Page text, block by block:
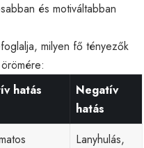
és motiváltabban
milyen fő tényezők
hatás
Negatív
hatás
Lanyhulás,